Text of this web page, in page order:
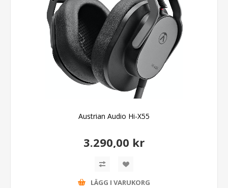
Austrian Audio Hi-X55
3.290,00 kr
LÄGG I VARUKORG